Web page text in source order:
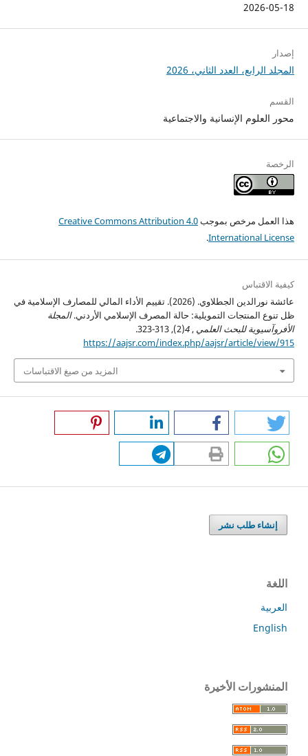
2026-05-18
إصدار
المجلد الرابع، العدد الثاني، 2026
القسم
محور العلوم الإنسانية والاجتماعية
الرخصة
هذا العمل مرخص بموجبCreative Commons Attribution 4.0
International License
.
كيفية الاقتباس
عائشة نورالدين الجطلاوي. (2026). تقييم الأداء المالي للمصارف الإسلامية في
ظل تنوع المنتجات التمويلية: حالة المصرف الإسلامي الأردني.المجلة
الأفروآسيوية للبحث العلمي ,
4
(2), 313-323.
https://aajsr.com/index.php/aajsr/article/view/915
المزيد من صيغ الاقتباسات
إنشاء طلب نشر
اللغة
العربية
English
المنشورات الأخيرة